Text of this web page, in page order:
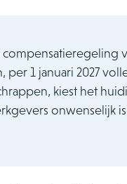
1 januari 2027
kiest het
onwenselijk